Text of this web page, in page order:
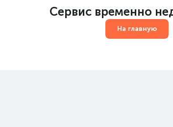
Сервис временно
На главную